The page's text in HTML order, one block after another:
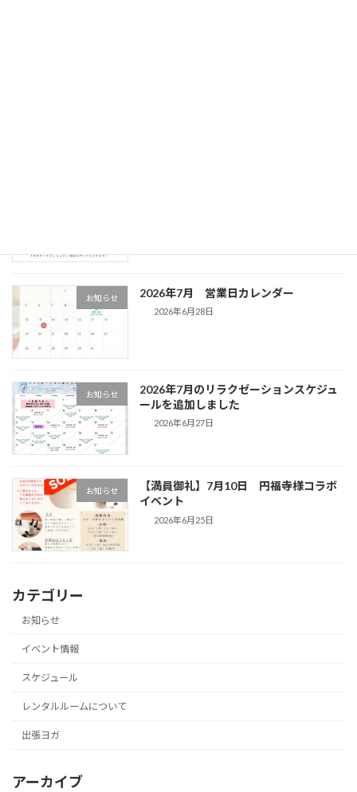
お知らせ 2026年7月 営業日カレンダー
2026年6月28日
お知らせ
2026年7月のリラクゼーションスケジュ
ールを追加しました
2026年6月27日
お知らせ
【満員御礼】7月10日 円福寺様コラボ
イベント
2026年6月25日
カテゴリー
お知らせ
イベント情報
スケジュール
レンタルルームについて
出張ヨガ
アーカイブ